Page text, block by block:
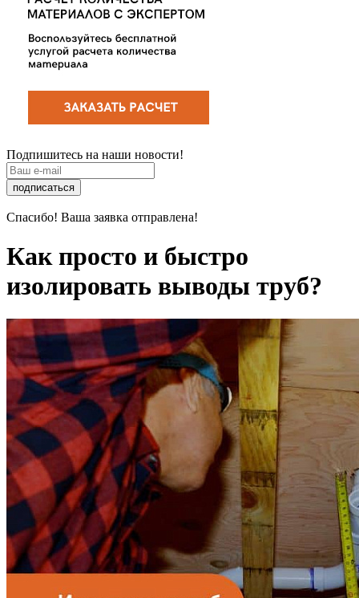
Подпишитесь на наши новости!
подписаться
Спасибо! Ваша заявка отправлена!
Как просто и быстро
изолировать выводы труб?